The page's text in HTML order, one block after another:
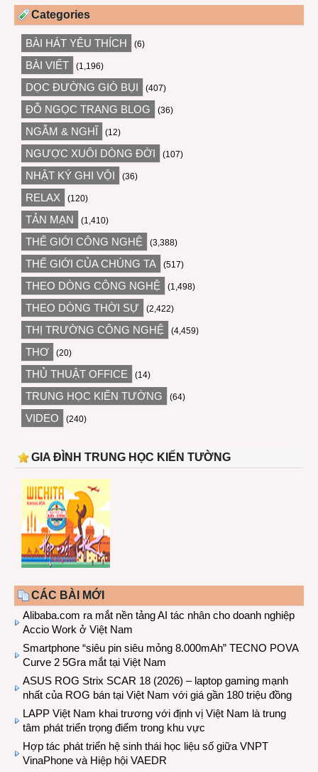
Categories
BÀI HÁT YÊU THÍCH (6)
BÀI VIẾT (1,196)
DỌC ĐƯỜNG GIÓ BỤI (407)
ĐỖ NGỌC TRANG BLOG (36)
NGẪM & NGHĨ (12)
NGƯỢC XUÔI DÒNG ĐỜI (107)
NHẬT KÝ GHI VỘI (36)
RELAX (120)
TẢN MẠN (1,410)
THẾ GIỚI CÔNG NGHỆ (3,388)
THẾ GIỚI CỦA CHÚNG TA (517)
THEO DÒNG CÔNG NGHỆ (1,498)
THEO DÒNG THỜI SỰ (2,422)
THỊ TRƯỜNG CÔNG NGHỆ (4,459)
THƠ (20)
THỦ THUẬT OFFICE (14)
TRUNG HỌC KIẾN TƯỜNG (64)
VIDEO (240)
GIA ĐÌNH TRUNG HỌC KIẾN TƯỜNG
CÁC BÀI MỚI
Alibaba.com ra mắt nền tảng AI tác nhân cho doanh nghiệp
Accio Work ở Việt Nam
Smartphone “siêu pin siêu mỏng 8.000mAh” TECNO POVA
Curve 2 5Gra mắt tại Việt Nam
ASUS ROG Strix SCAR 18 (2026) – laptop gaming mạnh
nhất của ROG bán tại Việt Nam với giá gần 180 triệu đồng
LAPP Việt Nam khai trương với định vị Việt Nam là trung
tâm phát triển trọng điểm trong khu vực
Hợp tác phát triển hệ sinh thái học liệu số giữa VNPT
VinaPhone và Hiệp hội VAEDR